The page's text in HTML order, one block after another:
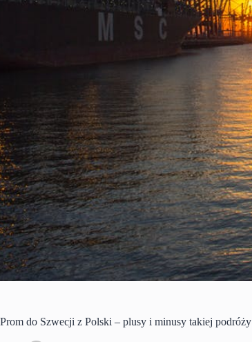
Prom do Szwecji z Polski – plusy i minusy takiej podróży